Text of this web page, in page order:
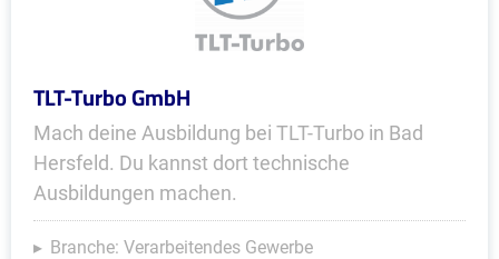
TLT-Turbo GmbH
Mach deine Ausbildung bei TLT-Turbo in Bad
Hersfeld. Du kannst dort technische
Ausbildungen machen.
Branche: Verarbeitendes Gewerbe